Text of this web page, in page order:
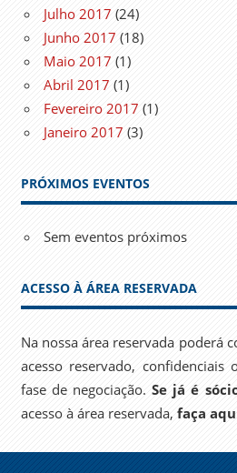
Julho 2017 (24)
Junho 2017 (18)
Maio 2017 (1)
Abril 2017 (1)
Fevereiro 2017 (1)
Janeiro 2017 (3)
PRÓXIMOS EVENTOS
Sem eventos próximos
ACESSO À ÁREA RESERVADA
Na nossa área reservada poderá
acesso reservado,
fase de negociação.Se já é
acesso à área reservada, faça